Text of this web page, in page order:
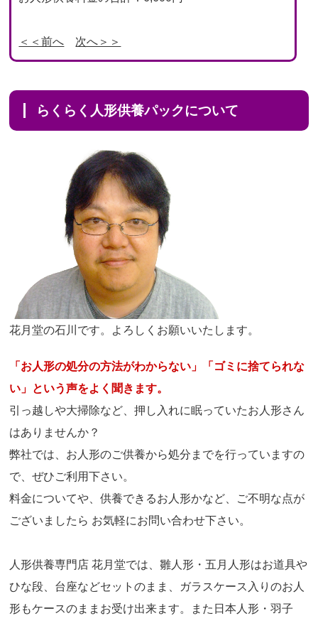
＜＜前へ 次へ＞＞
らくらく人形供養パックについて
花月堂の石川です。よろしくお願いいたします。
「お人形の処分の方法がわからない」「ゴミに捨てられな
い」という声をよく聞きます。
引っ越しや大掃除など、押し入れに眠っていたお人形さん
はありませんか？
弊社では、お人形のご供養から処分までを行っていますの
で、ぜひご利用下さい。
料金についてや、供養できるお人形かなど、ご不明な点が
ございましたら お気軽にお問い合わせ下さい。
人形供養専門店 花月堂では、雛人形・五月人形はお道具や
ひな段、台座などセットのまま、ガラスケース入りのお人
形もケースのままお受け出来ます。また日本人形・羽子